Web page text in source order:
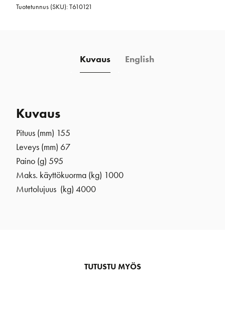
2:1
Tuotetunnus (SKU):T610121
Kuvaus English
Kuvaus
Pituus (mm) 155
Leveys (mm) 67
Paino (g) 595
Maks. käyttökuorma (kg) 1000
Murtolujuus (kg) 4000
TUTUSTU MYÖS